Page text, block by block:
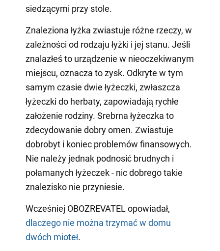
siedzącymi przy stole.
Znaleziona łyżka zwiastuje różne rzeczy, w
zależności od rodzaju łyżki i jej stanu. Jeśli
znalazłeś to urządzenie w nieoczekiwanym
miejscu, oznacza to zysk. Odkryte w tym
samym czasie dwie łyżeczki, zwłaszcza
łyżeczki do herbaty, zapowiadają rychłe
założenie rodziny. Srebrna łyżeczka to
zdecydowanie dobry omen. Zwiastuje
dobrobyt i koniec problemów finansowych.
Nie należy jednak podnosić brudnych i
połamanych łyżeczek - nic dobrego takie
znalezisko nie przyniesie.
Wcześniej OBOZREVATEL opowiadał,
dlaczego nie można trzymać w domu
dwóch mioteł.